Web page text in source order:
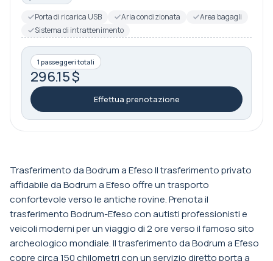
Porta di ricarica USB
Aria condizionata
Area bagagli
Sistema di intrattenimento
1 passeggeri totali
296.15 $
Effettua prenotazione
Trasferimento da Bodrum a Efeso Il trasferimento privato
affidabile da Bodrum a Efeso offre un trasporto
confortevole verso le antiche rovine. Prenota il
trasferimento Bodrum-Efeso con autisti professionisti e
veicoli moderni per un viaggio di 2 ore verso il famoso sito
archeologico mondiale. Il trasferimento da Bodrum a Efeso
copre circa 150 chilometri con un servizio diretto porta a